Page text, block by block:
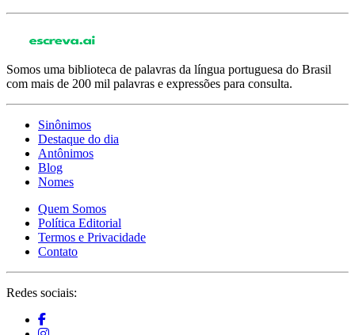
Somos uma biblioteca de palavras da língua portuguesa do Brasil
com mais de 200 mil palavras e expressões para consulta.
Sinônimos
Destaque do dia
Antônimos
Blog
Nomes
Quem Somos
Política Editorial
Termos e Privacidade
Contato
Redes sociais: